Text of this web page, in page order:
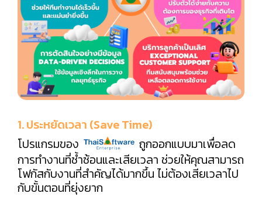
1. ประหยัดเวลา (Save Time)
โปรแกรมของ
ถูกออกแบบมาเพื่อลด
การทำงานที่ซ้ำซ้อนและเสียเวลา ช่วยให้คุณสามารถ
โฟกัสกับงานที่สำคัญได้มากขึ้น ไม่ต้องเสียเวลาไป
กับขั้นตอนที่ยุ่งยาก